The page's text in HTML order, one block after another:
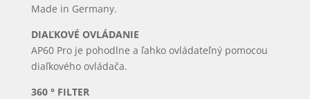
Made in Germany.
DIAĽKOVÉ OVLÁDANIE
AP60 Pro je pohodlne a ľahko ovládateľný pomocou
diaľkového ovládača.
360 ° FILTER